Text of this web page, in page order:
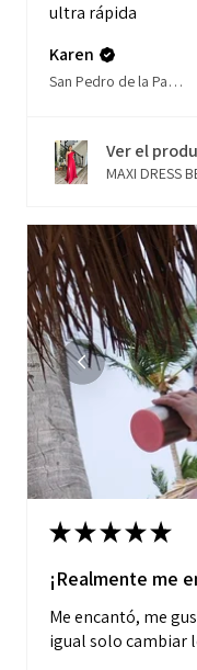
ultra rápida
Karen
San Pedro de la Paz, Biobío
Ver el
MAXI DRESS
★★★★★
¡Realmente me
Me encantó, me
igual solo cambiar